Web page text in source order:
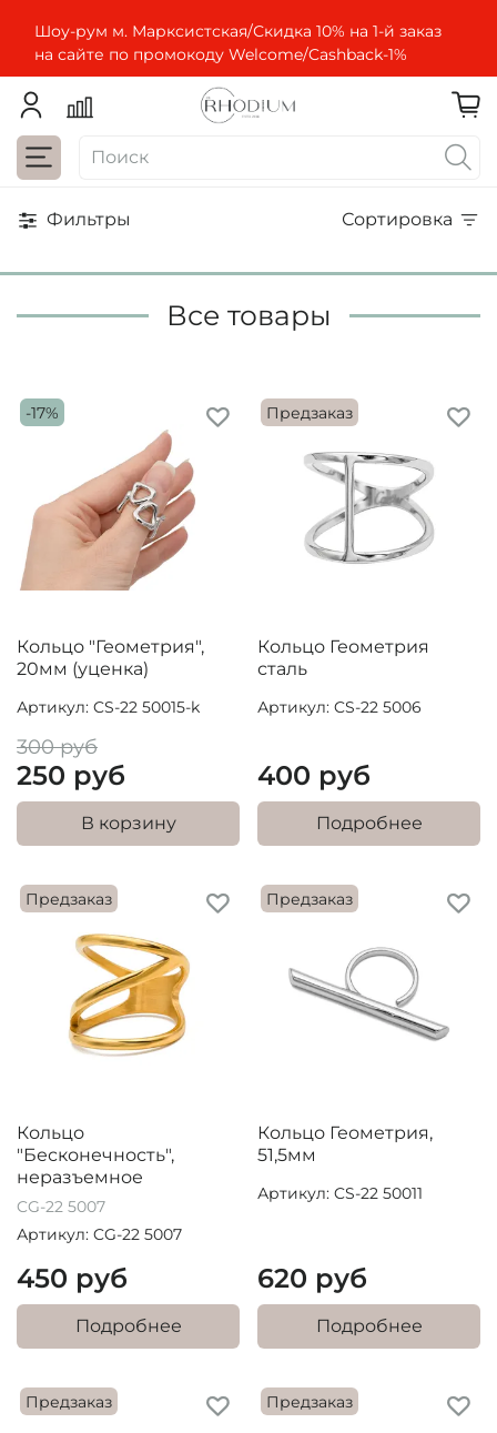
Шоу-рум м. Марксистская/Скидка 10% на 1-й заказ
на сайте по промокоду Welcome/Cashbaсk-1%
Фильтры Сортировка
Все товары
-17%
Кольцо "Геометрия",
20мм (уценка)
Артикул: CS-22 50015-k
300 руб
250 руб
В корзину
Предзаказ
Кольцо Геометрия
сталь
Артикул: CS-22 5006
400 руб
Подробнее
Предзаказ
Кольцо
"Бесконечность",
неразъемное
CG-22 5007
Артикул: CG-22 5007
450 руб
Подробнее
Предзаказ
Кольцо Геометрия,
51,5мм
Артикул: CS-22 50011
620 руб
Подробнее
Предзаказ Предзаказ